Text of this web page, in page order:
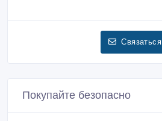
Связаться
Покупайте безопасно